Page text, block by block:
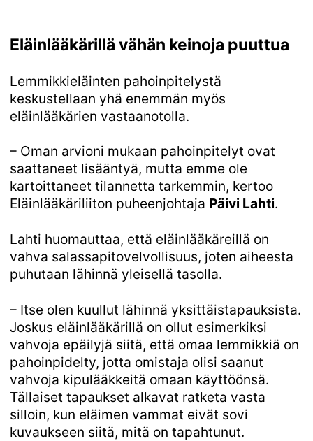
Eläinlääkärillä vähän keinoja puuttua
Lemmikkieläinten pahoinpitelystä
keskustellaan yhä enemmän myös
eläinlääkärien vastaanotolla.
– Oman arvioni mukaan pahoinpitelyt ovat
saattaneet lisääntyä, mutta emme ole
kartoittaneet tilannetta tarkemmin, kertoo
Eläinlääkäriliiton puheenjohtaja Päivi Lahti.
Lahti huomauttaa, että eläinlääkäreillä on
vahva salassapitovelvollisuus, joten aiheesta
puhutaan lähinnä yleisellä tasolla.
– Itse olen kuullut lähinnä yksittäistapauksista.
Joskus eläinlääkärillä on ollut esimerkiksi
vahvoja epäilyjä siitä, että omaa lemmikkiä on
pahoinpidelty, jotta omistaja olisi saanut
vahvoja kipulääkkeitä omaan käyttöönsä.
Tällaiset tapaukset alkavat ratketa vasta
silloin, kun eläimen vammat eivät sovi
kuvaukseen siitä, mitä on tapahtunut.